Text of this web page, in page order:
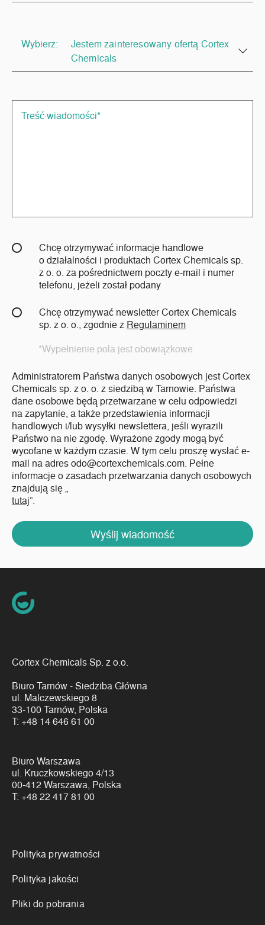
Wybierz:
Jestem zainteresowany ofertą Cortex
Chemicals
Chcę otrzymywać informacje handlowe
o działalności i produktach Cortex Chemicals sp.
z o. o. za pośrednictwem poczty e-mail i numer
telefonu, jeżeli został podany
Chcę otrzymywać newsletter Cortex Chemicals
sp. z o. o., zgodnie z Regulaminem
*Wypełnienie pola jest obowiązkowe
Administratorem Państwa danych osobowych jest Cortex
Chemicals sp. z o. o. z siedzibą w Tarnowie. Państwa
dane osobowe będą przetwarzane w celu odpowiedzi
na zapytanie, a także przedstawienia informacji
handlowych i/lub wysyłki newslettera, jeśli wyrazili
Państwo na nie zgodę. Wyrażone zgody mogą być
wycofane w każdym czasie. W tym celu proszę wysłać e-
mail na adres odo@cortexchemicals.com. Pełne
informacje o zasadach przetwarzania danych osobowych
znajdują się „
tutaj”.
Wyślij wiadomość
Cortex Chemicals Sp. z o.o.
Biuro Tarnów - Siedziba Główna
ul. Malczewskiego 8
33-100 Tarnów, Polska
T: +48 14 646 61 00
Biuro Warszawa
ul. Kruczkowskiego 4/13
00-412 Warszawa, Polska
T: +48 22 417 81 00
Linki
Polityka prywatności
Polityka jakości
Pliki do pobrania